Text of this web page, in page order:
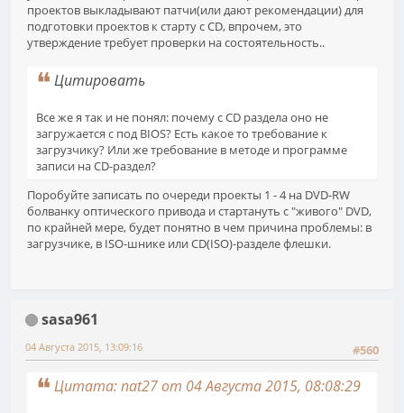
проектов выкладывают патчи(или дают рекомендации) для
подготовки проектов к старту с CD, впрочем, это
утверждение требует проверки на состоятельность..
Цитировать
Все же я так и не понял: почему с CD раздела оно не
загружается с под BIOS? Есть какое то требование к
загрузчику? Или же требование в методе и программе
записи на CD-раздел?
Поробуйте записать по очереди проекты 1 - 4 на DVD-RW
болванку оптического привода и стартануть с "живого" DVD,
по крайней мере, будет понятно в чем причина проблемы: в
загрузчике, в ISO-шнике или CD(ISO)-разделе флешки.
sasa961
#560
04 Августа 2015, 13:09:16
Цитата: nat27 от 04 Августа 2015, 08:08:29